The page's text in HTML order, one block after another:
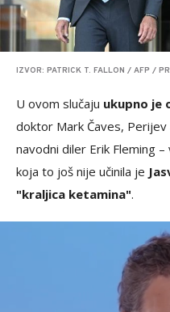
IZVOR: PATRICK T. FALLON / AFP /
U ovom slučaju ukupno je
doktor Mark Čaves,
navodni diler Erik Fleming –
koja to još nije učinila je
"kraljica ketamina".